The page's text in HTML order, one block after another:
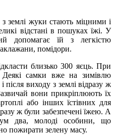
землі жуки стають міцними і
відстані в пошуках їжі. У
допомагає їй з легкістю
помідори.
близько 300 яєць. При
Деякі самки вже на зимівлю
після виходу з землі відразу ж
вони прикріплюють їх
або інших їстівних для
ж були забезпечені їжею. А
два, молоді особини, що
пожирати зелену масу.